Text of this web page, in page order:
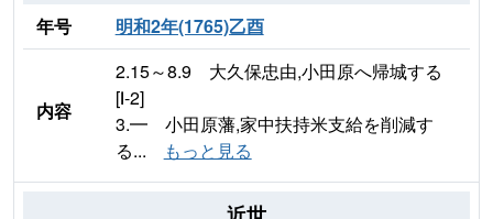
年号 明和2年(1765)乙酉
内容
2.15～8.9 大久保忠由,小田原へ帰城する
[Ⅰ-2]
3.━ 小田原藩,家中扶持米支給を削減す
る...
もっと見る